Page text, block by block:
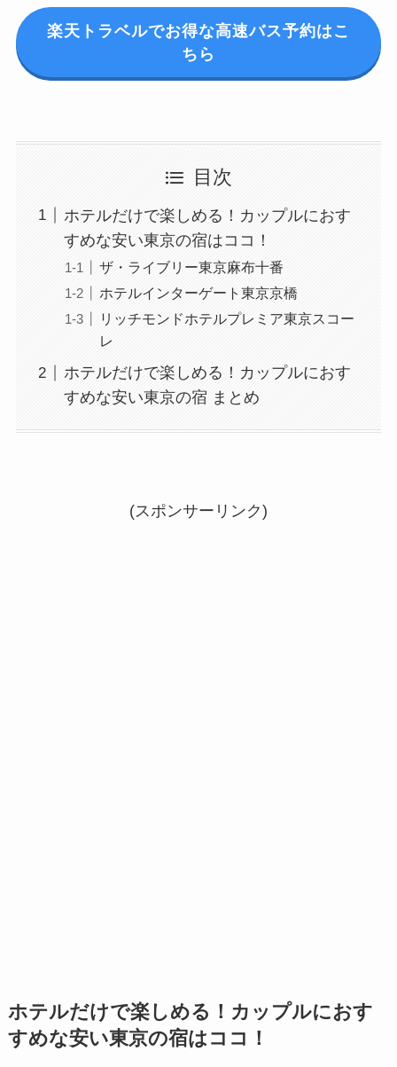
楽天トラベルでお得な高速バス予約はこ
ちら
目次
ホテルだけで楽しめる！カップルにおす
すめな安い東京の宿はココ！
ザ・ライブリー東京麻布十番
ホテルインターゲート東京京橋
リッチモンドホテルプレミア東京スコー
レ
ホテルだけで楽しめる！カップルにおす
すめな安い東京の宿 まとめ
(スポンサーリンク)
ホテルだけで楽しめる！カップルにおす
すめな安い東京の宿はココ！